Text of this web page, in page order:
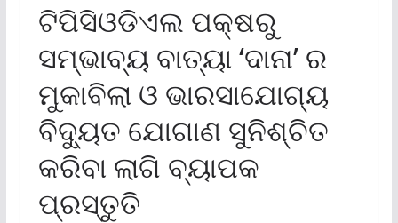
ଟିପିସିଓଡିଏଲ ପକ୍ଷରୁ
ସମ୍ଭାବ୍ୟ ବାତ୍ୟା ‘ଦାନା’ ର
ମୁକାବିଲା ଓ ଭାରସାଯୋଗ୍ୟ
ବିଦ୍ୟୁତ ଯୋଗାଣ ସୁନିଶ୍ଚିତ
କରିବା ଲାଗି ବ୍ୟାପକ
ପ୍ରସ୍ତୁତି